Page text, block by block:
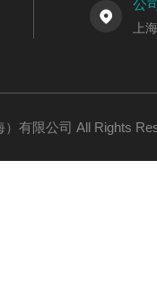
公
上
）有限公司 All Rights